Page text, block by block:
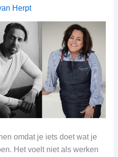
Herpt
omdat je iets doet wat je
Het voelt niet als werken